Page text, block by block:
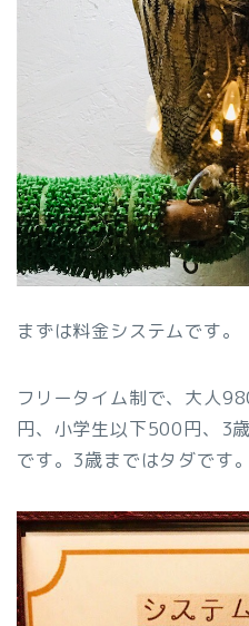
まずは料金システムです。
フリータイム制で、大人
円、小学生以下500円、3
です。3歳まではタダです。